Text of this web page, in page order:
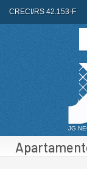
CRECI/RS 42.153-F